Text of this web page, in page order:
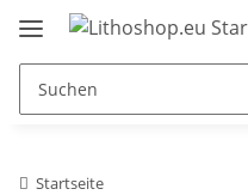
Startseite